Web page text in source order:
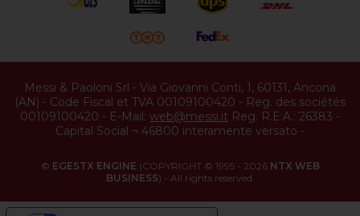
Messi & Paoloni Srl - Via Giovanni Conti, 1, 60131, Ancona
(AN) - Code Fiscal et TVA 00109100420 - Reg. des sociétés
00109100420 - E-Mail: web@messi.it Reg. R.E.A.: 26383 -
Capital Social ¬ 46800 interamente versato -
© EGESTX ENGINE (COPYRIGHT © 1995 - 2026 NTX WEB
BUSINESS) - All rights reserved.